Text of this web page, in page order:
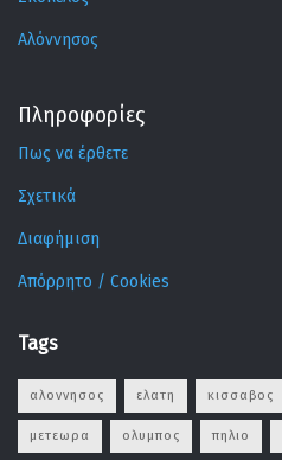
Αλόννησος
Πληροφορίες
Πως να έρθετε
Σχετικά
Διαφήμιση
Απόρρητο / Cookies
Tags
αλοννησος ελατη κισσαβος
μετεωρα ολυμπος πηλιο